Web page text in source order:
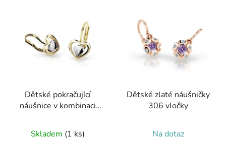
Dětské pokračující
náušnice v kombinaci
Skladem (1 ks)
Dětské zlaté náušničky
306 vločky
Na dotaz